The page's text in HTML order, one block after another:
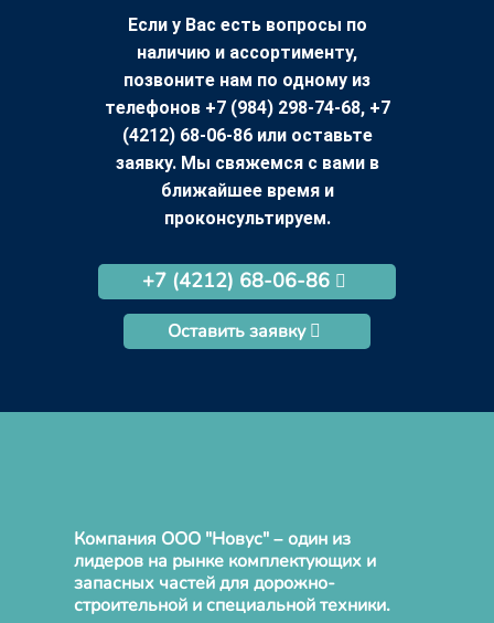
Если у Вас есть вопросы по
наличию и ассортименту,
позвоните нам по одному из
телефонов +7 (984) 298-74-68, +7
(4212) 68-06-86 или оставьте
заявку. Мы свяжемся с вами в
ближайшее время и
проконсультируем.
+7 (4212) 68-06-86
Оставить заявку
Компания ООО "Новус" – один из
лидеров на рынке комплектующих и
запасных частей для дорожно-
строительной и специальной техники.